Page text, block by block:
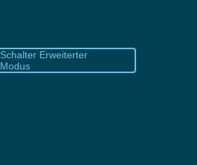
Schalter Erweiterter
Modus